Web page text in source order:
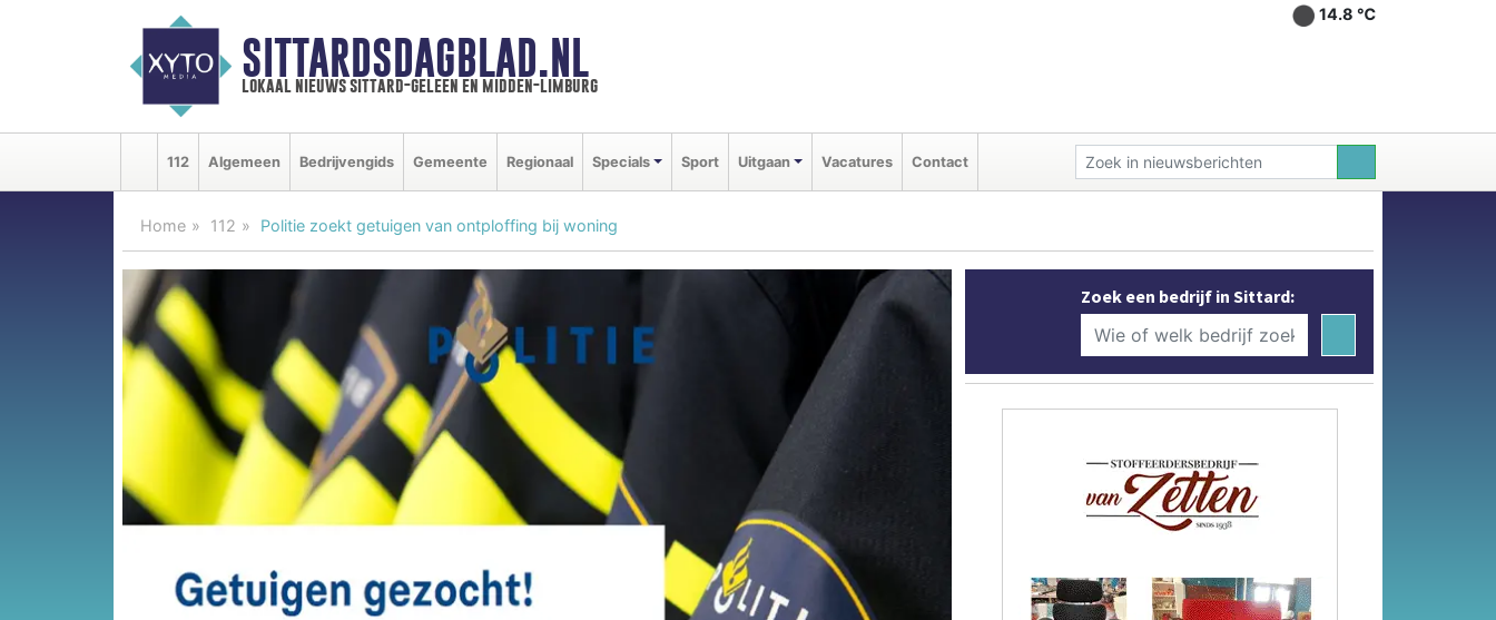
SITTARDSDAGBLAD.NL
lokaal nieuws sittard-geleen en midden-limburg
14.8 ℃
112 Algemeen Bedrijvengids Gemeente Regionaal Specials Sport Uitgaan Vacatures Contact
Home 112 Politie zoekt getuigen van ontploffing bij woning
Zoek een bedrijf in Sittard: